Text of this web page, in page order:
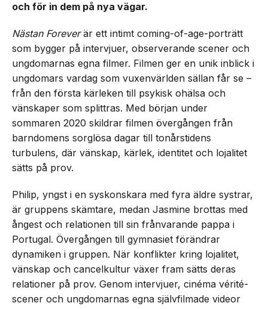
och för in dem på nya vägar.
Nästan Foreverär ett intimt coming-of-age-porträtt
som bygger på intervjuer, observerande scener och
ungdomarnas egna filmer. Filmen ger en unik inblick i
ungdomars vardag som vuxenvärlden sällan får se –
från den första kärleken till psykisk ohälsa och
vänskaper som splittras. Med början under
sommaren 2020 skildrar filmen övergången från
barndomens sorglösa dagar till tonårstidens
turbulens, där vänskap, kärlek, identitet och lojalitet
sätts på prov.
Philip, yngst i en syskonskara med fyra äldre systrar,
är gruppens skämtare, medan Jasmine brottas med
ångest och relationen till sin frånvarande pappa i
Portugal. Övergången till gymnasiet förändrar
dynamiken i gruppen. När konflikter kring lojalitet,
vänskap och cancelkultur växer fram sätts deras
relationer på prov. Genom intervjuer, cinéma vérité-
scener och ungdomarnas egna självfilmade videor